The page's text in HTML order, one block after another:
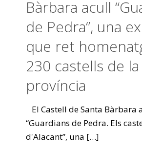
Bàrbara acull
de Pedra”, una
que ret
230 castells de la
província
El Castell de Santa Bàrbara
“Guardians de Pedra. Els
d'Alacant”, una […]